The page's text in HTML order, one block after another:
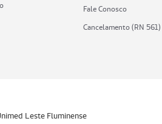
Fale Conosco
Cancelamento (RN 561)
Leste Fluminense